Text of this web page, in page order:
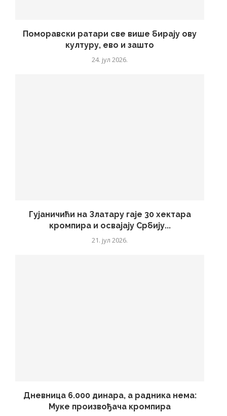
Поморавски ратари све више бирају ову
културу, ево и зашто
24. јул 2026.
Гујаничићи на Златару гаје 30 хектара
кромпира и освајају Србију...
21. јул 2026.
Дневница 6.000 динара, а радника нема:
Муке произвођача кромпира